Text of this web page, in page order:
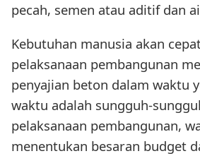
pecah, semen atau aditif dan
Kebutuhan manusia akan
pelaksanaan pembangunan
penyajian beton dalam waktu
waktu adalah sungguh-
pelaksanaan pembangunan,
menentukan besaran budget